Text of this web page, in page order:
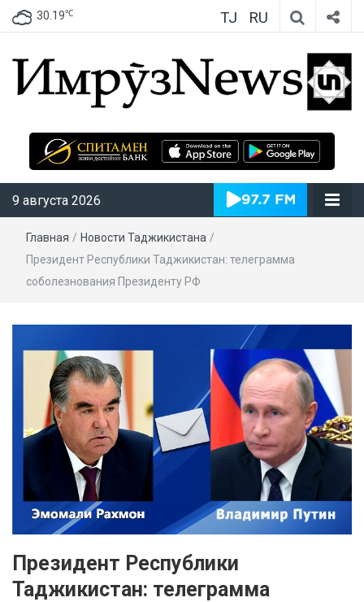
30.19℃ TJ RU
ИмрӯзNews
9 августа 2026
Главная / Новости Таджикистана /
Президент Республики Таджикистан: телеграмма
соболезнования Президенту РФ
Президент Республики
Таджикистан: телеграмма